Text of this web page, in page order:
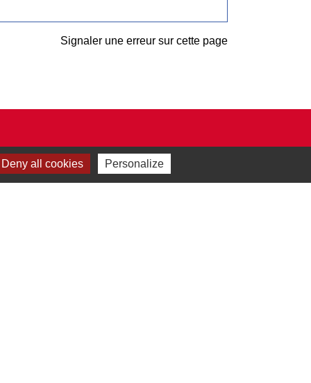
Signaler une erreur sur cette page
Deny all cookies Personalize